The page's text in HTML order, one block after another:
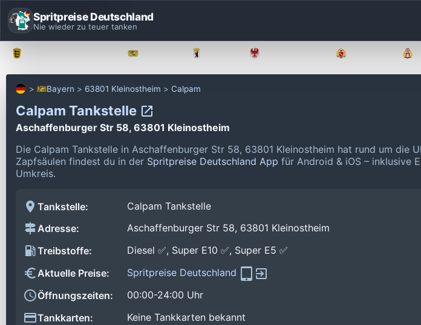
Spritpreise Deutschland
Nie wieder zu teuer tanken
Bayern 63801 Kleinostheim Calpam
Calpam Tankstelle
Aschaffenburger Str 58, 63801 Kleinostheim
Die Calpam Tankstelle in Aschaffenburger Str 58, 63801 Kleinostheim hat rund um die
Zapfsäulen findest du in der Spritpreise Deutschland App für Android & iOS – inklusive
Umkreis.
Tankstelle:
Calpam Tankstelle
Adresse:
Aschaffenburger Str 58, 63801 Kleinostheim
Treibstoffe:
Diesel ✅, Super E10 ✅, Super E5 ✅
Aktuelle Preise:
Spritpreise Deutschland
Öffnungszeiten:
00:00-24:00 Uhr
Tankkarten:
Keine Tankkarten bekannt